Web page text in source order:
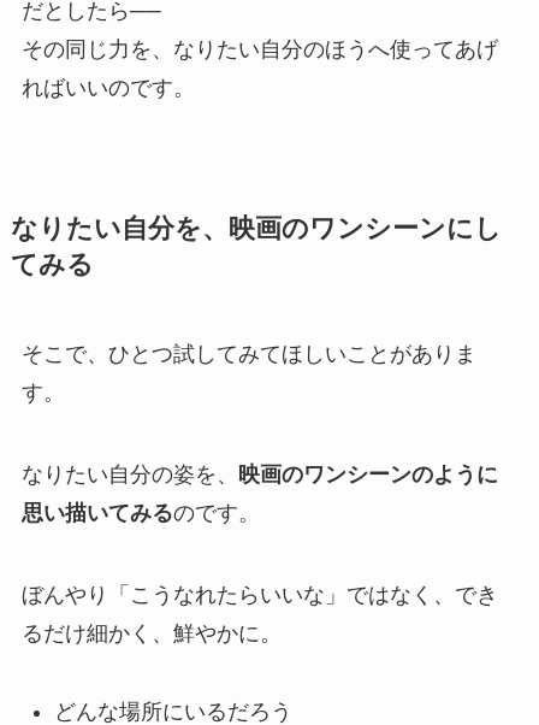
だとしたら──
その同じ力を、なりたい自分のほうへ使ってあげ
ればいいのです。
なりたい自分を、映画のワンシーンにし
てみる
そこで、ひとつ試してみてほしいことがありま
す。
なりたい自分の姿を、
映画のワンシーンのように
思い描いてみるのです。
ぼんやり「こうなれたらいいな」ではなく、でき
るだけ細かく、鮮やかに。
どんな場所にいるだろう